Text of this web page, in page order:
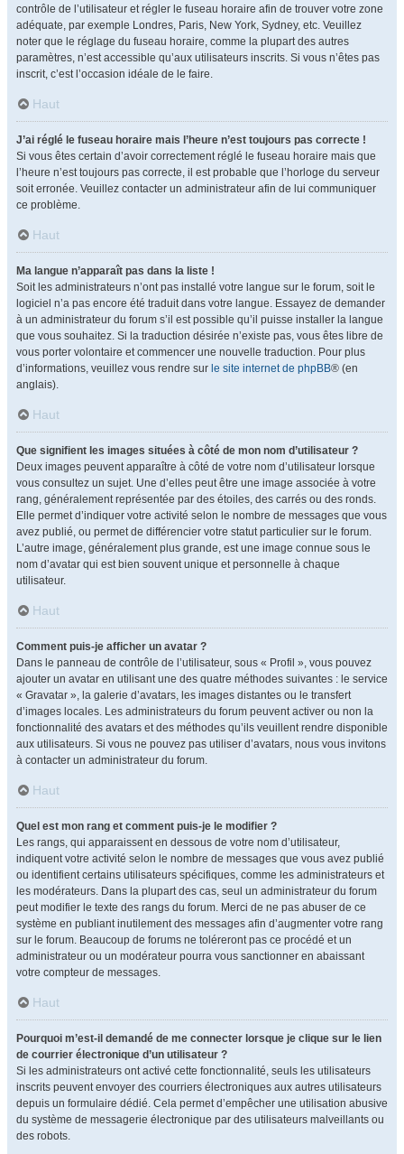
contrôle de l’utilisateur et régler le fuseau horaire afin de trouver votre zone
adéquate, par exemple Londres, Paris, New York, Sydney, etc. Veuillez
noter que le réglage du fuseau horaire, comme la plupart des autres
paramètres, n’est accessible qu’aux utilisateurs inscrits. Si vous n’êtes pas
inscrit, c’est l’occasion idéale de le faire.
Haut
J’ai réglé le fuseau horaire mais l’heure n’est toujours pas correcte !
Si vous êtes certain d’avoir correctement réglé le fuseau horaire mais que
l’heure n’est toujours pas correcte, il est probable que l’horloge du serveur
soit erronée. Veuillez contacter un administrateur afin de lui communiquer
ce problème.
Haut
Ma langue n’apparaît pas dans la liste !
Soit les administrateurs n’ont pas installé votre langue sur le forum, soit le
logiciel n’a pas encore été traduit dans votre langue. Essayez de demander
à un administrateur du forum s’il est possible qu’il puisse installer la langue
que vous souhaitez. Si la traduction désirée n’existe pas, vous êtes libre de
vous porter volontaire et commencer une nouvelle traduction. Pour plus
d’informations, veuillez vous rendre sur le site internet de phpBB® (en
anglais).
Haut
Que signifient les images situées à côté de mon nom d’utilisateur ?
Deux images peuvent apparaître à côté de votre nom d’utilisateur lorsque
vous consultez un sujet. Une d’elles peut être une image associée à votre
rang, généralement représentée par des étoiles, des carrés ou des ronds.
Elle permet d’indiquer votre activité selon le nombre de messages que vous
avez publié, ou permet de différencier votre statut particulier sur le forum.
L’autre image, généralement plus grande, est une image connue sous le
nom d’avatar qui est bien souvent unique et personnelle à chaque
utilisateur.
Haut
Comment puis-je afficher un avatar ?
Dans le panneau de contrôle de l’utilisateur, sous « Profil », vous pouvez
ajouter un avatar en utilisant une des quatre méthodes suivantes : le service
« Gravatar », la galerie d’avatars, les images distantes ou le transfert
d’images locales. Les administrateurs du forum peuvent activer ou non la
fonctionnalité des avatars et des méthodes qu’ils veuillent rendre disponible
aux utilisateurs. Si vous ne pouvez pas utiliser d’avatars, nous vous invitons
à contacter un administrateur du forum.
Haut
Quel est mon rang et comment puis-je le modifier ?
Les rangs, qui apparaissent en dessous de votre nom d’utilisateur,
indiquent votre activité selon le nombre de messages que vous avez publié
ou identifient certains utilisateurs spécifiques, comme les administrateurs et
les modérateurs. Dans la plupart des cas, seul un administrateur du forum
peut modifier le texte des rangs du forum. Merci de ne pas abuser de ce
système en publiant inutilement des messages afin d’augmenter votre rang
sur le forum. Beaucoup de forums ne toléreront pas ce procédé et un
administrateur ou un modérateur pourra vous sanctionner en abaissant
votre compteur de messages.
Haut
Pourquoi m’est-il demandé de me connecter lorsque je clique sur le lien
de courrier électronique d’un utilisateur ?
Si les administrateurs ont activé cette fonctionnalité, seuls les utilisateurs
inscrits peuvent envoyer des courriers électroniques aux autres utilisateurs
depuis un formulaire dédié. Cela permet d’empêcher une utilisation abusive
du système de messagerie électronique par des utilisateurs malveillants ou
des robots.